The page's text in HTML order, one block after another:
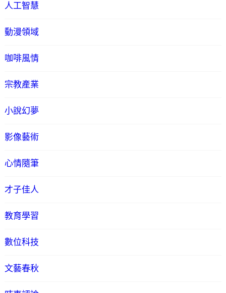
人工智慧
動漫領域
咖啡風情
宗教產業
小說幻夢
影像藝術
心情隨筆
才子佳人
教育學習
數位科技
文藝春秋